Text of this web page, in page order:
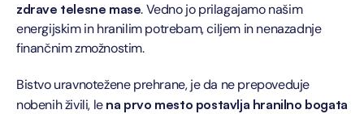
zdrave telesne mase. Vedno jo prilagajamo našim
energijskim in hranilim potrebam, ciljem in nenazadnje
finančnim zmožnostim.
Bistvo uravnotežene prehrane, je da ne prepoveduje
nobenih živili, le na prvo mesto postavlja hranilno bogata